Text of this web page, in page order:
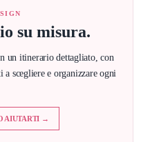
su misura.
un itinerario dettagliato, con
scegliere e organizzare ogni
AIUTARTI →